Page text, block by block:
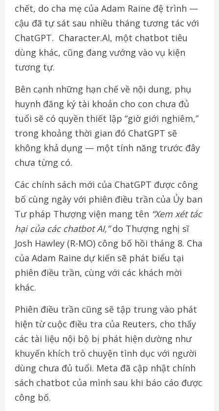
chết, do cha mẹ của Adam Raine đệ trình —
cậu đã tự sát sau nhiều tháng tương tác với
ChatGPT. Character.AI, một chatbot tiêu
dùng khác, cũng đang vướng vào vụ kiện
tương tự.
Bên cạnh những hạn chế về nội dung, phụ
huynh đăng ký tài khoản cho con chưa đủ
tuổi sẽ có quyền thiết lập “giờ giới nghiêm,”
trong khoảng thời gian đó ChatGPT sẽ
không khả dụng — một tính năng trước đây
chưa từng có.
Các chính sách mới của ChatGPT được công
bố cùng ngày với phiên điều trần của Ủy ban
Tư pháp Thượng viện mang tên “Xem xét tác
hại của các chatbot AI,”do Thượng nghị sĩ
Josh Hawley (R-MO) công bố hồi tháng 8. Cha
của Adam Raine dự kiến sẽ phát biểu tại
phiên điều trần, cùng với các khách mời
khác.
Phiên điều trần cũng sẽ tập trung vào phát
hiện từ cuộc điều tra của Reuters, cho thấy
các tài liệu nội bộ bị phát hiện dường như
khuyến khích trò chuyện tình dục với người
dùng chưa đủ tuổi. Meta đã cập nhật chính
sách chatbot của mình sau khi báo cáo được
công bố.